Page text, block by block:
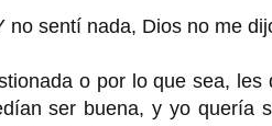
no sentí nada, Dios no me
o por lo que sea,
ser buena, y yo quería